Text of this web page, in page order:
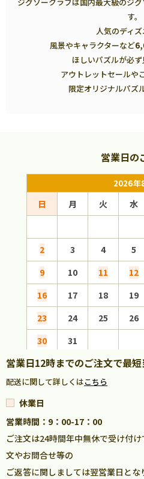
す。
人気のディ
風景やキャラクターなど
ほしいパズルが必ず
アウトレットセールや
限定オリジナルパズ
営業日の
2026年
日 月 火 水
2
3 4 5
9
10 11 12
16
17 18 19
23
24 25 26
30
31
営業日12時までのご注文で最短
配送に関して詳しくはこちら
休業日
営業時間：9：00-17：00
ご注文は24時間年中無休で受け付
文やお問合せ等の
ご返答に関しましては翌営業日とな